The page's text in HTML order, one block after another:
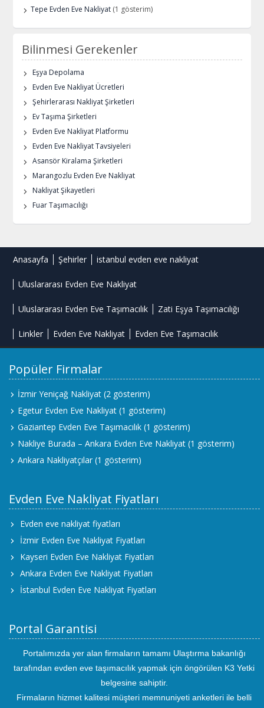
Tepe Evden Eve Nakliyat (1 gösterim)
Bilinmesi Gerekenler
Eşya Depolama
Evden Eve Nakliyat Ücretleri
Şehirlerarası Nakliyat Şirketleri
Ev Taşıma Şirketleri
Evden Eve Nakliyat Platformu
Evden Eve Nakliyat Tavsiyeleri
Asansör Kiralama Şirketleri
Marangozlu Evden Eve Nakliyat
Nakliyat Şikayetleri
Fuar Taşımacılığı
Anasayfa Şehirler istanbul evden eve nakliyat
Uluslararası Evden Eve Nakliyat
Uluslararası Evden Eve Taşımacılık Zati Eşya Taşımacılığı
Linkler Evden Eve Nakliyat Evden Eve Taşımacılık
Popüler Firmalar
İzmir Yeniçağ Nakliyat (2 gösterim)
Egetur Evden Eve Nakliyat (1 gösterim)
Gaziantep Evden Eve Taşımacılık (1 gösterim)
Nakliye Burada – Ankara Evden Eve Nakliyat (1 gösterim)
Ankara Nakliyatçılar (1 gösterim)
Evden Eve Nakliyat Fiyatları
Evden eve nakliyat fiyatları
İzmir Evden Eve Nakliyat Fiyatları
Kayseri Evden Eve Nakliyat Fiyatları
Ankara Evden Eve Nakliyat Fiyatları
İstanbul Evden Eve Nakliyat Fiyatları
Portal Garantisi
Portalımızda yer alan firmaların tamamı Ulaştırma bakanlığı
tarafından evden eve taşımacılık yapmak için öngörülen K3 Yetki
belgesine sahiptir.
Firmaların hizmet kalitesi müşteri memnuniyeti anketleri ile belli